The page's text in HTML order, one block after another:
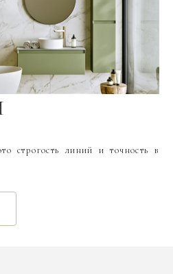
строгость линий и точность в